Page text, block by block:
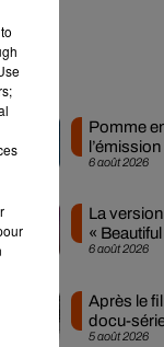
6 août 2026
Pomme
pour son...
6 août 2026
La
«
lors des...
5 août 2026
Après le
docu-
Michael